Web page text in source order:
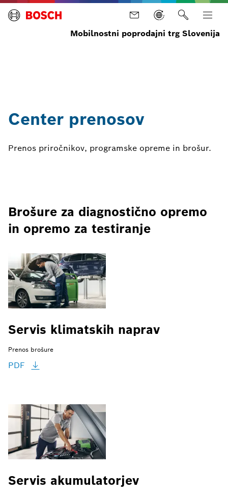
Mobilnostni poprodajni trg Slovenija
Center prenosov
Prenos priročnikov, programske opreme in brošur.
Brošure za diagnostično opremo
in opremo za testiranje
Servis klimatskih naprav
Prenos brošure
PDF
Servis akumulatorjev